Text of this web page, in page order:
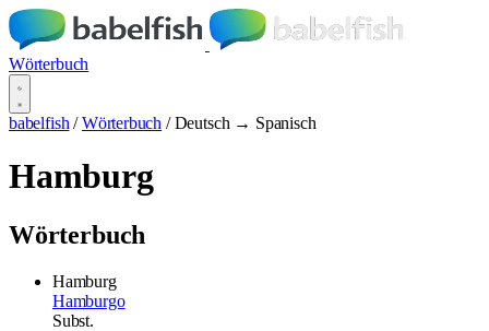
Wörterbuch
babelfish / Wörterbuch / Deutsch → Spanisch
Hamburg
Wörterbuch
Hamburg
Hamburgo
Subst.